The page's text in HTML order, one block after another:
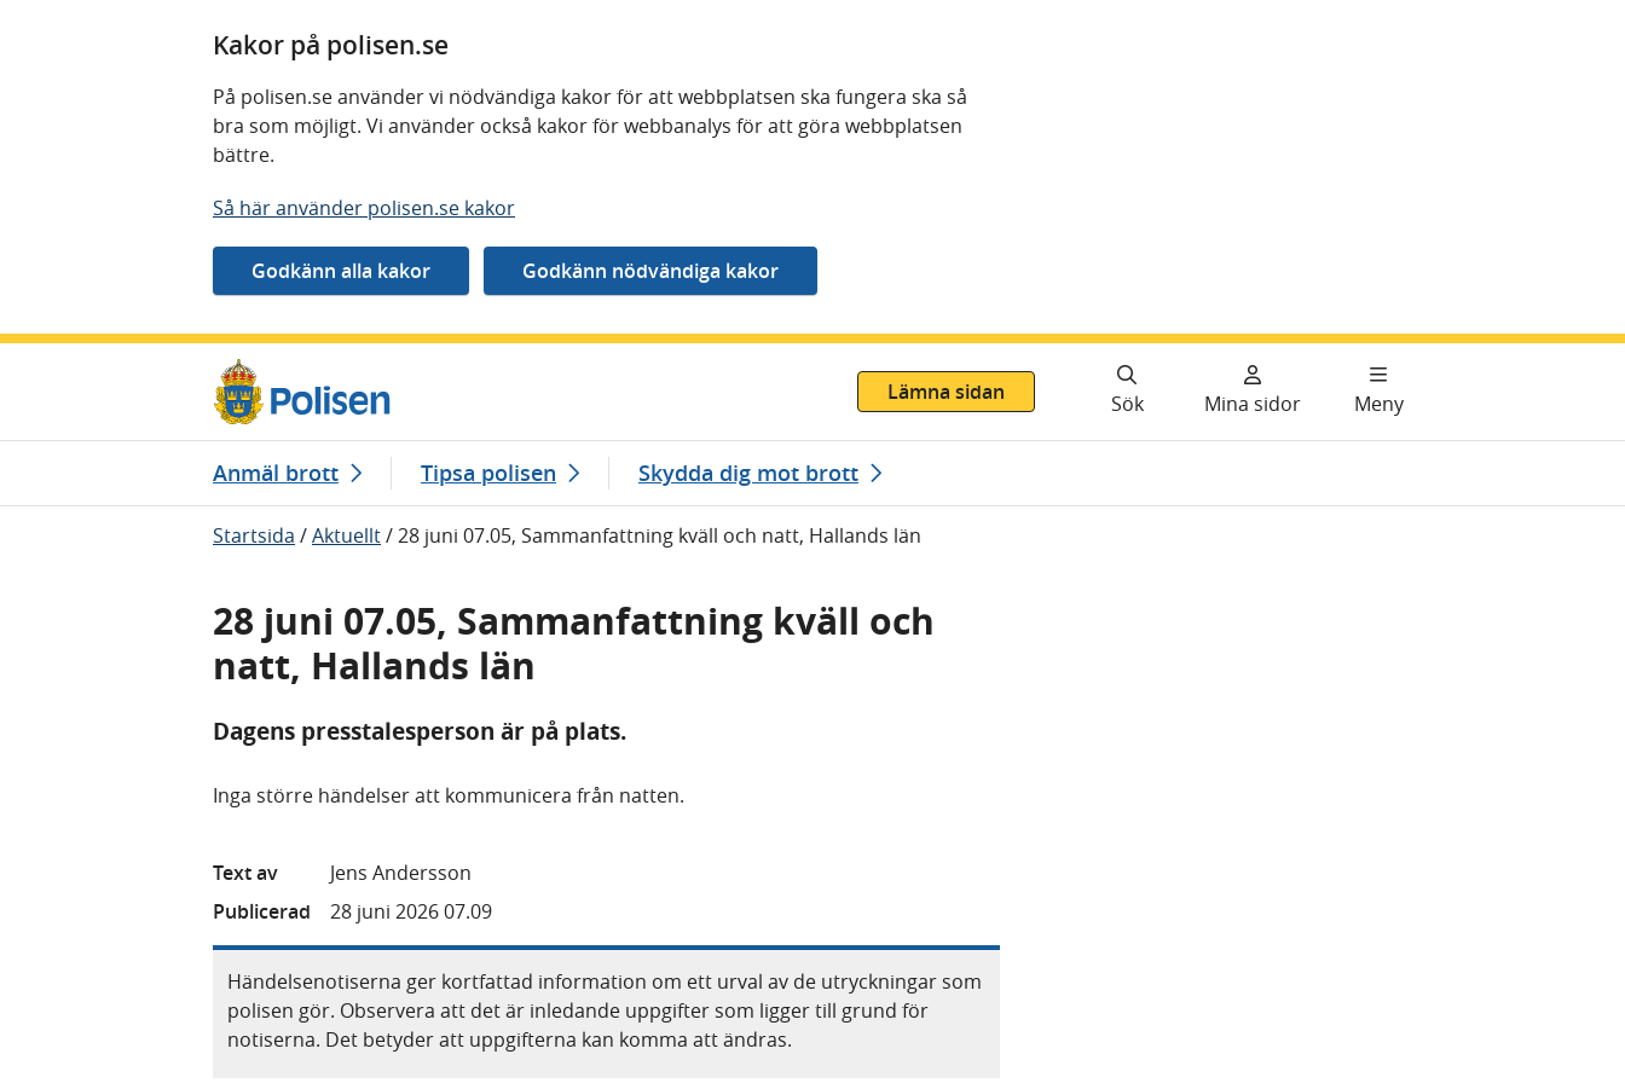
Kakor på polisen.se
På polisen.se använder vi nödvändiga kakor för att webbplatsen ska fungera ska så
bra som möjligt. Vi använder också kakor för webbanalys för att göra webbplatsen
bättre.
Så här använder polisen.se kakor
Lämna sidan
Sök Mina sidor Meny
Anmäl brott Tipsa polisen Skydda dig mot brott
Startsida /Aktuellt/28 juni 07.05, Sammanfattning kväll och natt, Hallands län
28 juni 07.05, Sammanfattning kväll och
natt, Hallands län
Dagens presstalesperson är på plats.
Inga större händelser att kommunicera från natten.
Text av
Jens Andersson
Publicerad
28 juni 2026 07.09
Händelsenotiserna ger kortfattad information om ett urval av de utryckningar som
polisen gör. Observera att det är inledande uppgifter som ligger till grund för
notiserna. Det betyder att uppgifterna kan komma att ändras.